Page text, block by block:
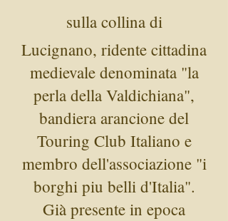
sulla collina di
Lucignano, ridente cittadina
medievale denominata "la
perla della Valdichiana",
bandiera arancione del
Touring Club Italiano e
membro dell'associazione "i
borghi piu belli d'Italia".
Già presente in epoca